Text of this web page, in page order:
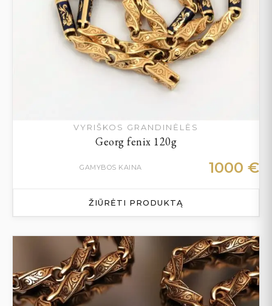
VYRIŠKOS GRANDINĖLĖS
Georg fenix 120g
GAMYBOS KAINA 1000 €
ŽIŪRĖTI PRODUKTĄ